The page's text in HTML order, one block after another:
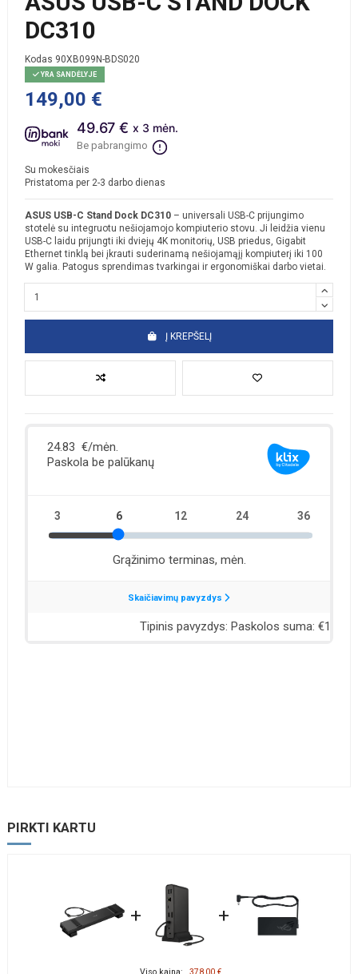
DC310
Kodas 90XB099N-BDS020
YRA SANDĖLYJE
149,00 €
49.67 € x 3 mėn.
Be pabrangimo
Su mokesčiais
Pristatoma per 2-3 darbo dienas
ASUS USB-C Stand Dock DC310 – universali USB-C prijungimo
stotelė su integruotu nešiojamojo kompiuterio stovu. Ji leidžia vienu
USB-C laidu prijungti iki dviejų 4K monitorių, USB priedus, Gigabit
Ethernet tinklą bei įkrauti suderinamą nešiojamąjį kompiuterį iki 100
W galia. Patogus sprendimas tvarkingai ir ergonomiškai darbo vietai.
Į KREPŠELĮ
PIRKTI KARTU
+ +